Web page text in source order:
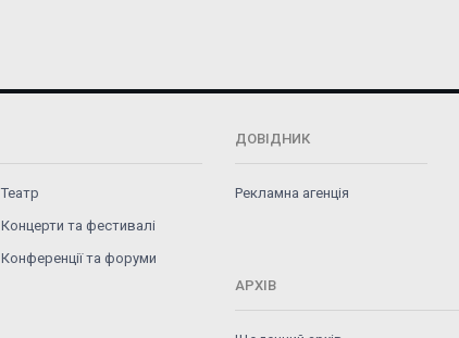
Театр
Концерти та фестивалі
Конференції та форуми
ДОВІДНИК
Рекламна агенція
АРХІВ